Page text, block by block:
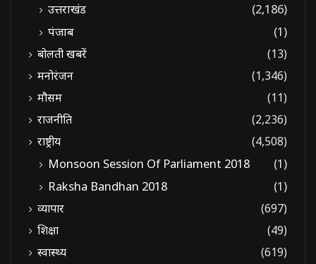
उत्तराखंड
(2,186)
पंजाब
(1)
बोलती खबरें
(13)
मनोरंजन
(1,346)
मौसम
(11)
राजनीति
(2,236)
राष्ट्रीय
(4,508)
Monsoon Session Of Parliament 2018
(1)
Raksha Bandhan 2018
(1)
व्यापार
(697)
शिक्षा
(49)
स्वास्थ्य
(619)